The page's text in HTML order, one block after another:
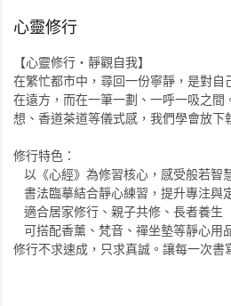
心靈修行
【心靈修行・靜觀自我】
在繁忙都市中，尋回一份寧靜，是對自
在遠方，而在一筆一劃、一呼一吸之間
想、香道茶道等儀式感，我們學會放下
修行特色：
以《心經》為修習核心，感受般若智
書法臨摹結合靜心練習，提升專注與
適合居家修行、親子共修、長者養生
可搭配香薰、梵音、禪坐墊等靜心用
修行不求速成，只求真誠。讓每一次書